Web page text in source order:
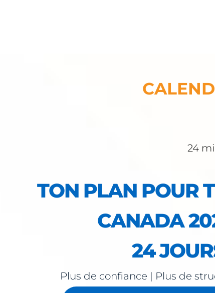
24
TON PLAN POUR
CANADA
24
Plus de confiance | Plus de